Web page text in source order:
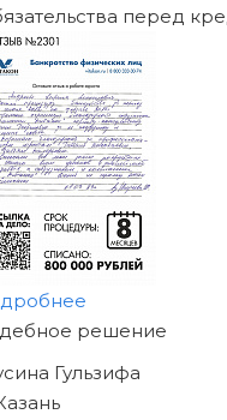
перед
ИЗБАВЛЯТЬСЯ
ДОЛГОВ
СЕГОДНЯ!